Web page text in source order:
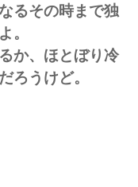
るその時まで独
。
か、ほとぼり冷
ろうけど。